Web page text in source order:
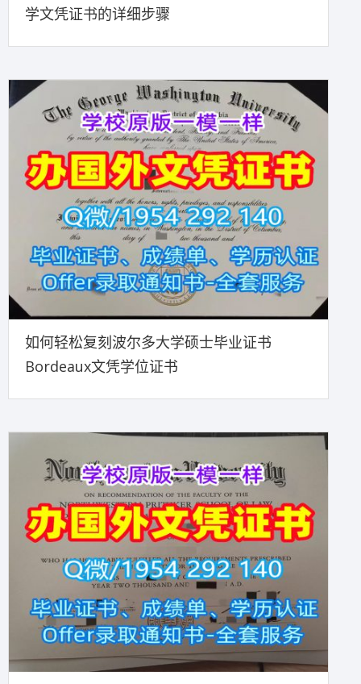
学文凭证书的详细步骤
如何轻松复刻波尔多大学硕士毕业证书
Bordeaux文凭学位证书